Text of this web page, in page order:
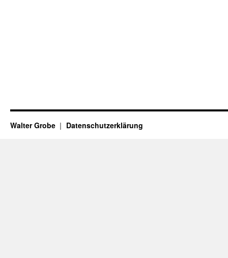
Walter Grobe Datenschutzerklärung